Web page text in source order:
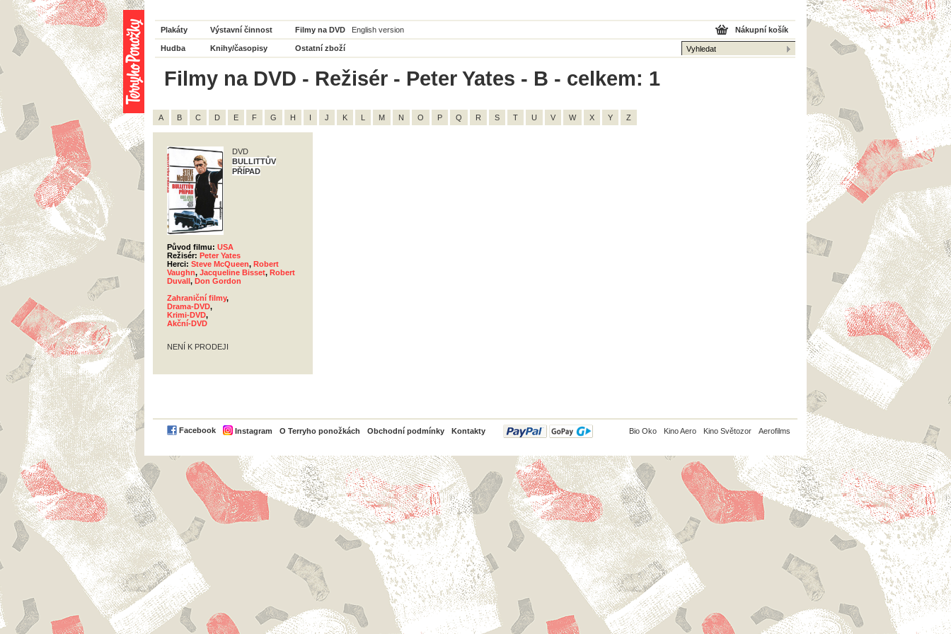
Plakáty Výstavní činnost Filmy na DVD English version
Hudba Knihy/časopisy Ostatní zboží
Nákupní košík
Filmy na DVD - Režisér - Peter Yates - B - celkem: 1
A B C D E F G H I J K L M N O P Q R S T U V W X Y Z
DVD
BULLITTŮV
PŘÍPAD
Původ filmu: USA
Režisér: Peter Yates
Herci: Steve McQueen, Robert
Vaughn, Jacqueline Bisset, Robert
Duvall, Don Gordon
Zahraniční filmy,
Drama-DVD,
Krimi-DVD,
Akční-DVD
NENÍ K PRODEJI
Facebook Instagram O Terryho ponožkách Obchodní podmínky Kontakty
PayPal Bio Oko Kino Aero Kino Světozor Aerofilms